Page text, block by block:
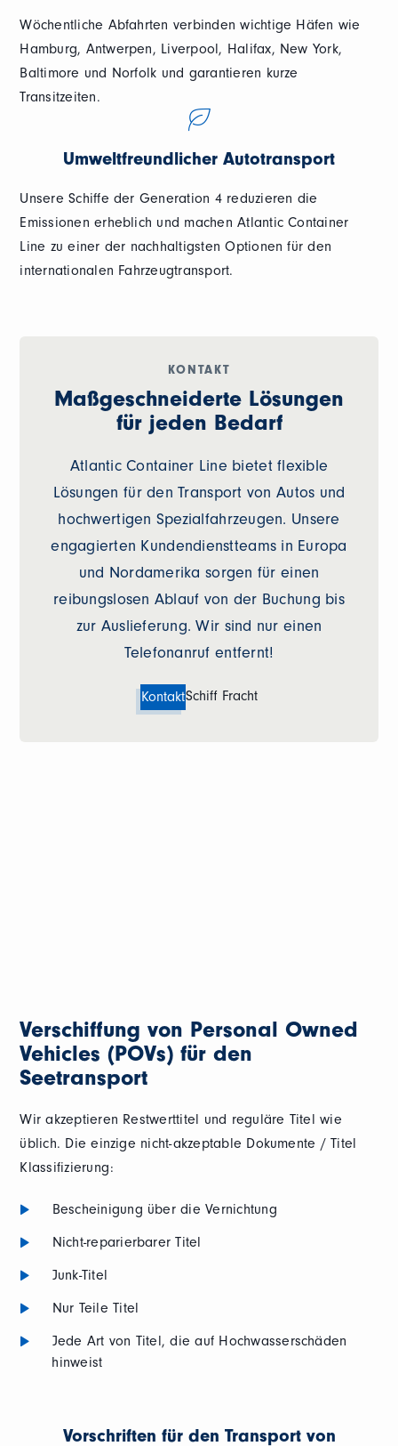
Wöchentliche Abfahrten verbinden wichtige Häfen wie
Hamburg, Antwerpen, Liverpool, Halifax, New York,
Baltimore und Norfolk und garantieren kurze
Transitzeiten.
Umweltfreundlicher Autotransport
Unsere Schiffe der Generation 4 reduzieren die
Emissionen erheblich und machen Atlantic Container
Line zu einer der nachhaltigsten Optionen für den
internationalen Fahrzeugtransport.
KONTAKT
Maßgeschneiderte Lösungen
für jeden Bedarf
Atlantic Container Line bietet flexible
Lösungen für den Transport von Autos und
hochwertigen Spezialfahrzeugen. Unsere
engagierten Kundendienstteams in Europa
und Nordamerika sorgen für einen
reibungslosen Ablauf von der Buchung bis
zur Auslieferung. Wir sind nur einen
Telefonanruf entfernt!
KontaktSchiff Fracht
Verschiffung von Personal Owned
Vehicles (POVs) für den
Seetransport
Wir akzeptieren Restwerttitel und reguläre Titel wie
üblich. Die einzige nicht-akzeptable Dokumente / Titel
Klassifizierung:
Bescheinigung über die Vernichtung
Nicht-reparierbarer Titel
Junk-Titel
Nur Teile Titel
Jede Art von Titel, die auf Hochwasserschäden
hinweist
Vorschriften für den Transport von